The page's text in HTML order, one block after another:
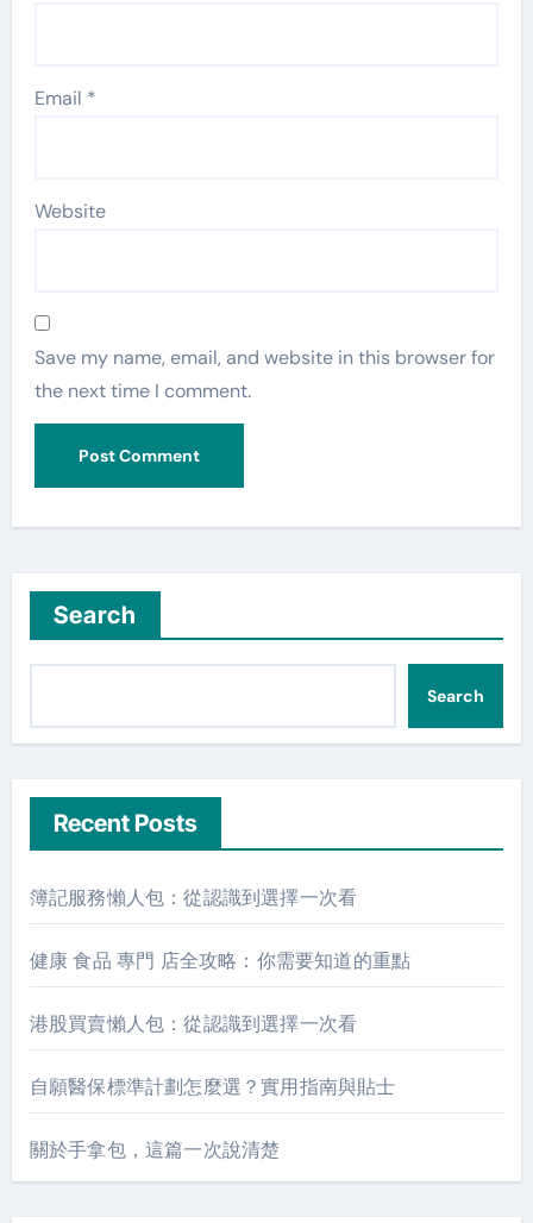
Email *
Website
Save my name, email, and website in this browser for
the next time I comment.
Search
Search
Recent Posts
簿記服務懶人包：從認識到選擇一次看
健康 食品 專門 店全攻略：你需要知道的重點
港股買賣懶人包：從認識到選擇一次看
自願醫保標準計劃怎麼選？實用指南與貼士
關於手拿包，這篇一次說清楚